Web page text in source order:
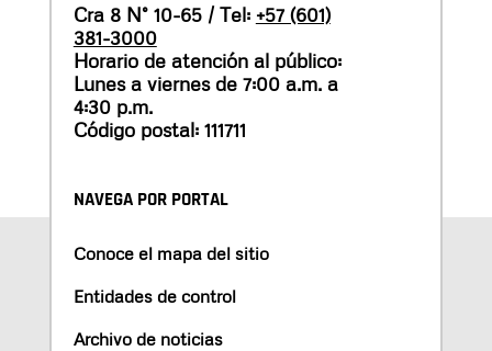
Cra 8 N° 10-65 / Tel: +57 (601)
381-3000
Horario de atención al público:
Lunes a viernes de 7:00 a.m. a
4:30 p.m.
Código postal: 111711
NAVEGA POR PORTAL
Conoce el mapa del sitio
Entidades de control
Archivo de noticias